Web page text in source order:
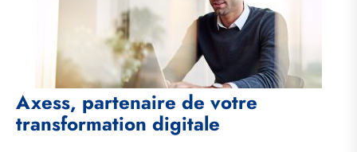
Axess, partenaire de votre
transformation digitale